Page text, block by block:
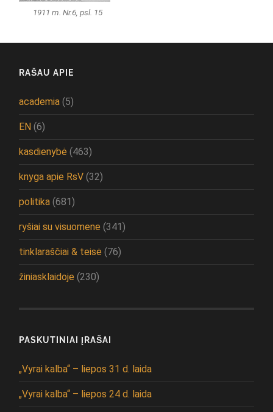
1911 m. Nr.6, psl. 15
RAŠAU APIE
academia (5)
EN (6)
kasdienybė (463)
knyga apie RsV (32)
politika (681)
ryšiai su visuomene (341)
tinklaraščiai & teisė (76)
žiniasklaidoje (230)
PASKUTINIAI ĮRAŠAI
„Vyrai kalba“ – liepos 31 d. laida
„Vyrai kalba“ – liepos 24 d. laida